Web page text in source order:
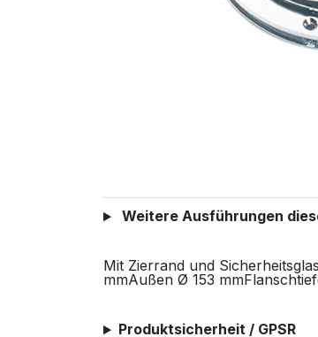
Weitere Ausführungen
Mit Zierrand und
mmAußen Ø 153
Produktsicherheit / GPSR